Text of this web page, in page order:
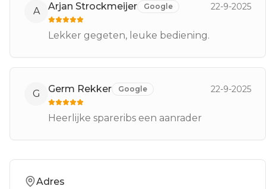
A Arjan Strockmeijer Google 22-9-2025
Lekker gegeten, leuke bediening.
G Germ Rekker Google 22-9-2025
Heerlijke spareribs een aanrader
Adres